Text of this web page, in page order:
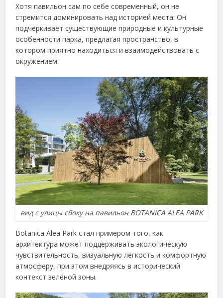
Хотя павильон сам по себе современный, он не
стремится доминировать над историей места. Он
подчёркивает существующие природные и культурные
особенности парка, предлагая пространство, в
котором приятно находиться и взаимодействовать с
окружением.
вид с улицы сбоку на павильон BOTANICA ALEA PARK
Botanica Alea Park стал примером того, как
архитектура может поддерживать экологическую
чувствительность, визуальную лёгкость и комфортную
атмосферу, при этом внедряясь в исторический
контекст зелёной зоны.